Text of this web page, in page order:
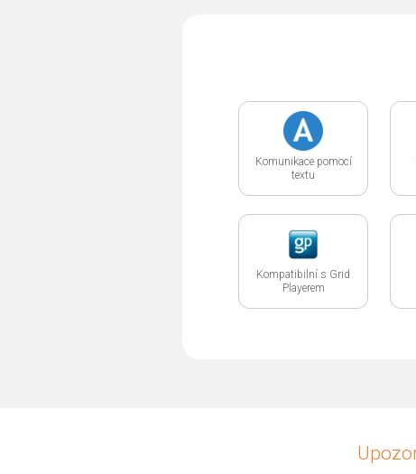
Komunikace pomocí
textu
Kompatibilní s Grid
Playerem